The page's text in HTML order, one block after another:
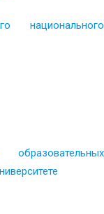
национального